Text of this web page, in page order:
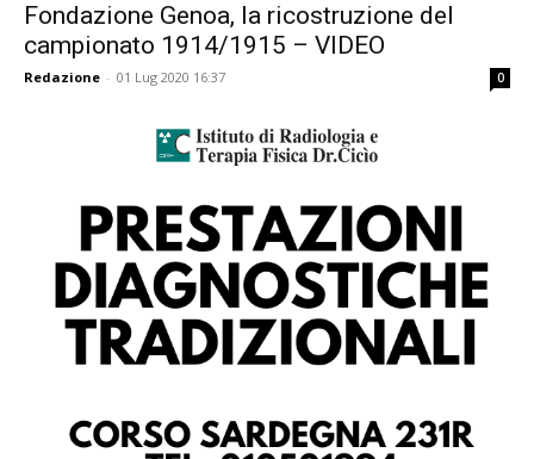
Fondazione Genoa, la ricostruzione del
campionato 1914/1915 – VIDEO
Redazione - 01 Lug 2020 16:37 0